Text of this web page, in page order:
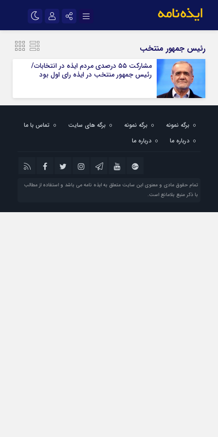
سروش
آپارات
اپلیکیشن
رئیس جمهور منتخب
مشارکت ۵۵ درصدی مردم ایذه در انتخابات/
رئیس جمهور منتخب در ایذه رای اول بود
برگه نمونه برگه نمونه برگه های سایت
تماس با ما
درباره ما
درباره ما
تمام حقوق مادی و معنوی این سایت متعلق به ایذه نامه می باشد و استفاده از مطالب
با ذکر منبع بلامانع است.